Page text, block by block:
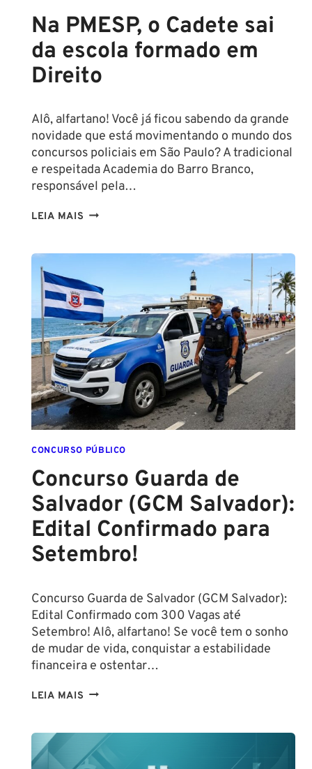
Na PMESP, o Cadete sai
da escola formado em
Direito
Alô, alfartano! Você já ficou sabendo da grande
novidade que está movimentando o mundo dos
concursos policiais em São Paulo? A tradicional
e respeitada Academia do Barro Branco,
responsável pela…
LEIA MAIS NA
SAI
DA
ESCOLA
FORMADO
EM
DIREITO
CONCURSO PÚBLICO
Concurso Guarda de
Salvador (GCM Salvador):
Edital Confirmado para
Setembro!
Concurso Guarda de Salvador (GCM Salvador):
Edital Confirmado com 300 Vagas até
Setembro! Alô, alfartano! Se você tem o sonho
de mudar de vida, conquistar a estabilidade
financeira e ostentar…
LEIA MAIS CONCURSO
SALVADOR
(GCM